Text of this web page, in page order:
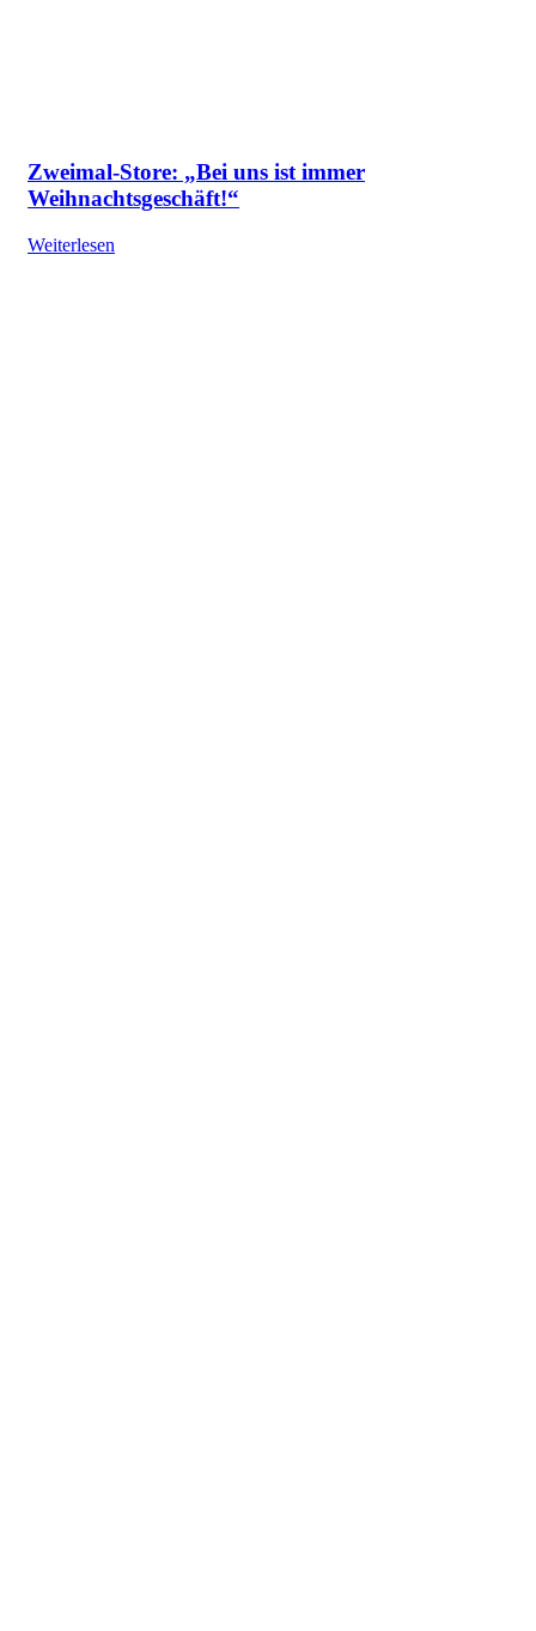
Zweimal-Store: „Bei uns ist immer
Weihnachtsgeschäft!“
Weiterlesen